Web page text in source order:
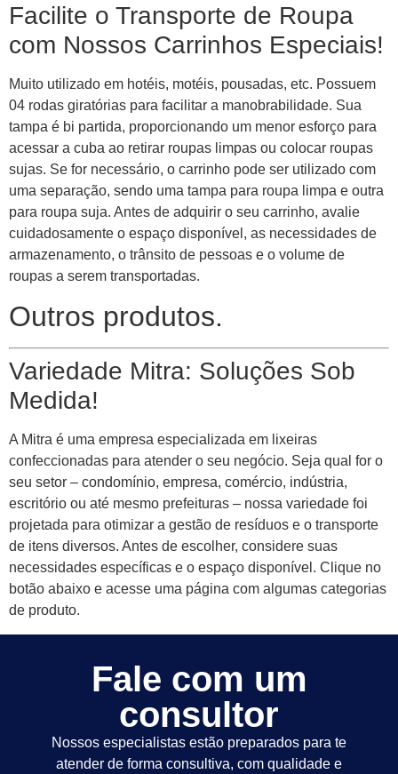
Facilite o Transporte de Roupa
com Nossos Carrinhos Especiais!
Muito utilizado em hotéis, motéis, pousadas, etc. Possuem
04 rodas giratórias para facilitar a manobrabilidade. Sua
tampa é bi partida, proporcionando um menor esforço para
acessar a cuba ao retirar roupas limpas ou colocar roupas
sujas. Se for necessário, o carrinho pode ser utilizado com
uma separação, sendo uma tampa para roupa limpa e outra
para roupa suja. Antes de adquirir o seu carrinho, avalie
cuidadosamente o espaço disponível, as necessidades de
armazenamento, o trânsito de pessoas e o volume de
roupas a serem transportadas.
Outros produtos.
Variedade Mitra: Soluções Sob
Medida!
A Mitra é uma empresa especializada em lixeiras
confeccionadas para atender o seu negócio. Seja qual for o
seu setor – condomínio, empresa, comércio, indústria,
escritório ou até mesmo prefeituras – nossa variedade foi
projetada para otimizar a gestão de resíduos e o transporte
de itens diversos. Antes de escolher, considere suas
necessidades específicas e o espaço disponível. Clique no
botão abaixo e acesse uma página com algumas categorias
de produto.
Fale com um
consultor
Nossos especialistas estão preparados para te
atender de forma consultiva, com qualidade e